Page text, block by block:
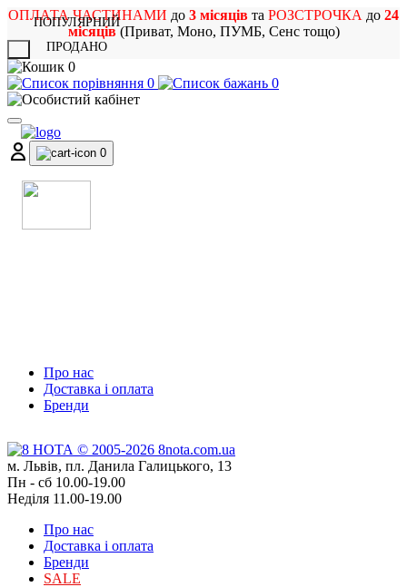
ОПЛАТА ЧАСТИНАМИ до 3 місяців та РОЗСТРОЧКА до 24
місяців(Приват, Моно, ПУМБ, Сенс тощо)
0
0
0
0
Про нас
Доставка і оплата
Бренди
м. Львів, пл. Данила Галицького, 13
Пн - сб 10.00-19.00
Неділя 11.00-19.00
Про нас
Доставка і оплата
Бренди
SALE
ПОПУЛЯРНИЙ
ПРОДАНО